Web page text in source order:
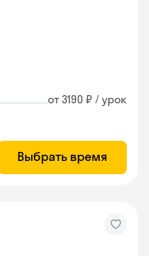
от 3190 ₽ / урок
Выбрать время